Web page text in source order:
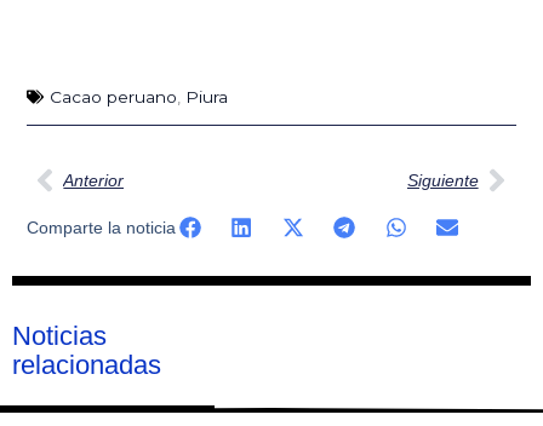
Cacao peruano Piura
Ant
Anterior Siguiente
Comparte la noticia
Noticias
relacionadas